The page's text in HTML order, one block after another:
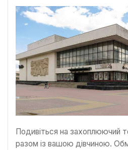
Подивіться на захоплюючий
разом із вашою дівчиною.